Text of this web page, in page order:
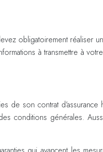
obligatoirement réaliser
à transmettre à
de son contrat
conditions générales.